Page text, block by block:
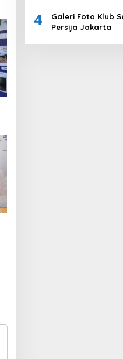
4
Galeri Foto Klub
Persija Jakarta